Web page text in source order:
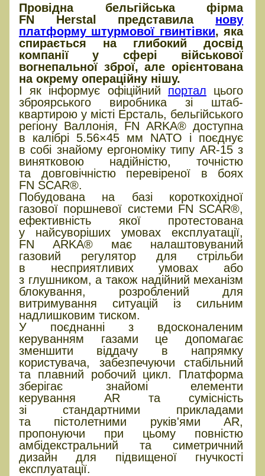
Провідна бельгійська фірма
FN Herstal представила нову
платформу штурмової гвинтівки, яка
спирається на глибокий досвід
компанії у сфері військової
вогнепальної зброї, але орієнтована
на окрему операційну нішу.
І як інформує офіційний портал цього
зброярського виробника зі штаб-
квартирою у місті Ерсталь, бельгійського
регіону Валлонія, FN ARKA® доступна
в калібрі 5.56×45 мм NATO і поєднує
в собі знайому ергономіку типу AR-15 з
винятковою надійністю, точністю
та довговічністю перевіреної в боях
FN SCAR®.
Побудована на базі короткохідної
газової поршневої системи FN SCAR®,
ефективність якої протестована
у найсуворіших умовах експлуатації,
FN ARKA® має налаштовуваний
газовий регулятор для стрільби
в несприятливих умовах або
з глушником, а також надійний механізм
блокування, розроблений для
витримування ситуацій із сильним
надлишковим тиском.
У поєднанні з вдосконаленим
керуванням газами це допомагає
зменшити віддачу в напрямку
користувача, забезпечуючи стабільний
та плавний робочий цикл. Платформа
зберігає знайомі елементи
керування AR та сумісність
зі стандартними прикладами
та пістолетними руків'ями AR,
пропонуючи при цьому повністю
амбідекстральний та симетричний
дизайн для підвищеної гнучкості
експлуатації.